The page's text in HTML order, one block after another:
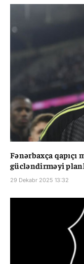
Fənərbaxça
gücləndirməyi
29 Dekabr 2025 13:32